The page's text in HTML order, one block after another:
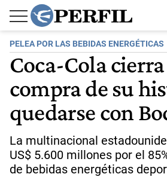
PELEA POR LAS BEBIDAS ENERGÉTICAS
Coca-Cola
compra de su
quedarse con
La multinacional
US$ 5.600 millones por el
de bebidas energéticas